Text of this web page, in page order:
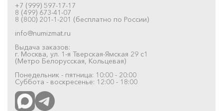
+7 (999) 597-17-17
8 (499) 673-41-07
8 (800) 201-1-201 (бесплатно по России)
info@numizmat.ru
Выдача заказов:
г. Москва, ул. 1-я Тверская-Ямская 29 с1
(Метро Белорусская, Кольцевая)
Понедельник - пятница: 10:00 - 20:00
Суббота - воскресенье: 12:00 - 18:00